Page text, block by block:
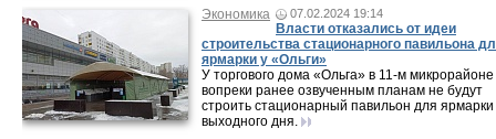
Экономика
07.02.2024 19:14
Власти отказались от идеи
строительства стационарного павильона
ярмарки у «Ольги»
У торгового дома «Ольга» в 11-м микрорайоне
вопреки ранее озвученным планам не будут
строить стационарный павильон для ярмарки
выходного дня.